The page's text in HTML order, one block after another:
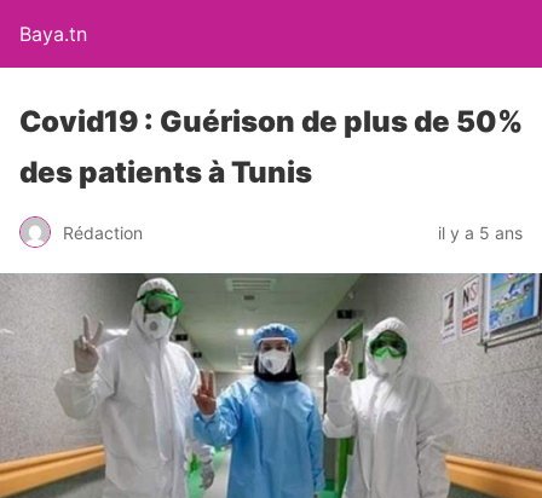
Baya.tn
Covid19 : Guérison de plus de 50%
des patients à Tunis
Rédaction il y a 5 ans